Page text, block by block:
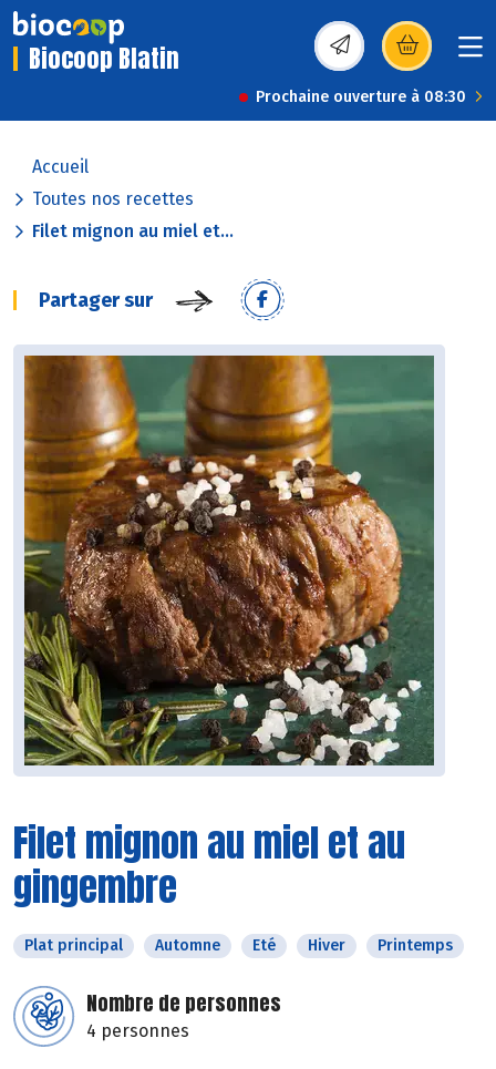
Biocoop Blatin (s’ouvre dans une
Prochaine ouverture à 08:30
Accueil
Toutes nos recettes
Filet mignon au miel et...
Partager sur
Filet mignon au miel et au
gingembre
Plat principal Automne Eté Hiver Printemps
Nombre de personnes
4 personnes